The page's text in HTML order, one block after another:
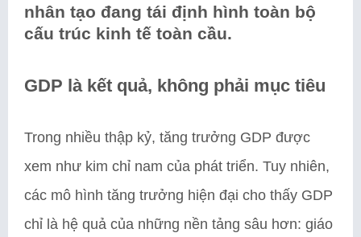
nhân tạo đang tái định hình toàn bộ
cấu trúc kinh tế toàn cầu.
GDP là kết quả, không phải mục tiêu
Trong nhiều thập kỷ, tăng trưởng GDP được
xem như kim chỉ nam của phát triển. Tuy nhiên,
các mô hình tăng trưởng hiện đại cho thấy GDP
chỉ là hệ quả của những nền tảng sâu hơn: giáo